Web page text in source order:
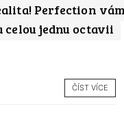
Perfection
celou jednu octavii
ČÍST VÍCE